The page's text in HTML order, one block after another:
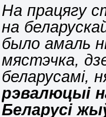
На працягу
на
было амаль
мястэчка,
беларусамі,
рэвалюцыі
Беларусі